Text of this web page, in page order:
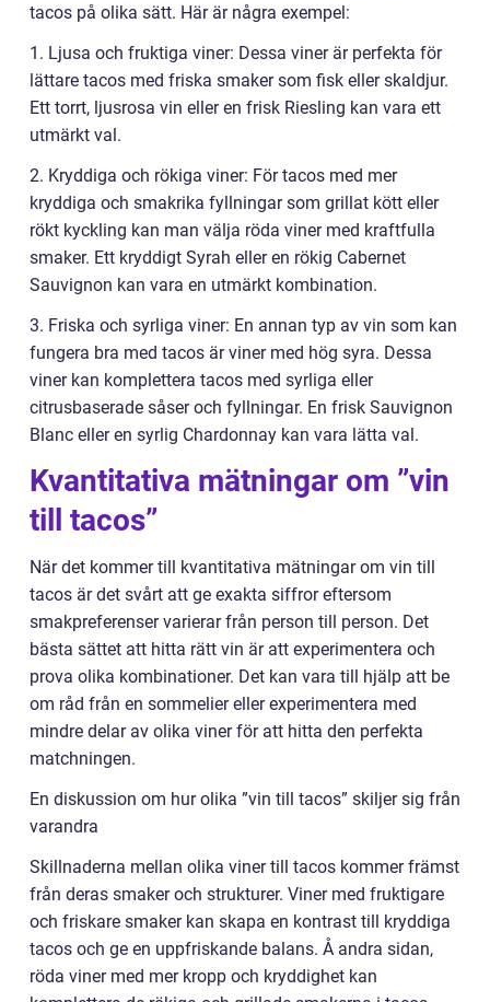
tacos på olika sätt. Här är några exempel:
1. Ljusa och fruktiga viner: Dessa viner är perfekta för
lättare tacos med friska smaker som fisk eller skaldjur.
Ett torrt, ljusrosa vin eller en frisk Riesling kan vara ett
utmärkt val.
2. Kryddiga och rökiga viner: För tacos med mer
kryddiga och smakrika fyllningar som grillat kött eller
rökt kyckling kan man välja röda viner med kraftfulla
smaker. Ett kryddigt Syrah eller en rökig Cabernet
Sauvignon kan vara en utmärkt kombination.
3. Friska och syrliga viner: En annan typ av vin som kan
fungera bra med tacos är viner med hög syra. Dessa
viner kan komplettera tacos med syrliga eller
citrusbaserade såser och fyllningar. En frisk Sauvignon
Blanc eller en syrlig Chardonnay kan vara lätta val.
Kvantitativa mätningar om ”vin
till tacos”
När det kommer till kvantitativa mätningar om vin till
tacos är det svårt att ge exakta siffror eftersom
smakpreferenser varierar från person till person. Det
bästa sättet att hitta rätt vin är att experimentera och
prova olika kombinationer. Det kan vara till hjälp att be
om råd från en sommelier eller experimentera med
mindre delar av olika viner för att hitta den perfekta
matchningen.
En diskussion om hur olika ”vin till tacos” skiljer sig från
varandra
Skillnaderna mellan olika viner till tacos kommer främst
från deras smaker och strukturer. Viner med fruktigare
och friskare smaker kan skapa en kontrast till kryddiga
tacos och ge en uppfriskande balans. Å andra sidan,
röda viner med mer kropp och kryddighet kan